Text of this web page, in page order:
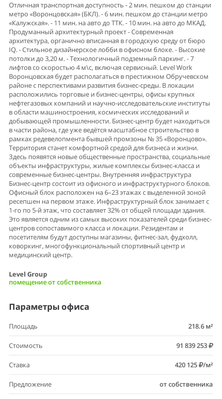
Отличная транспортная доступность - 2 мин. пешком до станции
метро «Воронцовская» (БКЛ). - 6 мин. пешком до станции метро
«Калужская». - 11 мин. на авто до ТТК. - 10 мин. на авто до МКАД.
Продуманный архитектурный проект - Современная
архитектура, органично вписанная в городскую среду от бюро
IQ. - Стильное дизайнерское лобби в офисном блоке. - Высокие
потолки до 3,20 м. - Технологичный подземный паркинг. - 7
лифтов со скоростью 4 м\с, включая сервисный. Level Work
Воронцовская будет располагаться в престижном Обручевском
районе с перспективами развития бизнес-среды. В локации
расположились торговые и бизнес-центры, офисы крупных
нефтегазовых компаний и научно-исследовательские институты
в области машиностроения, космических исследований и
добывающей промышленности. Бизнес-центр будет находиться
в части района, где уже ведётся масштабное строительство в
рамках редевелопмента бывшей промзоны № 35 «Воронцово».
Территория станет комфортной средой для бизнеса и жизни.
Здесь появятся новые общественные пространства, социальные
объекты инфраструктуры, жилые комплексы бизнес-класса и
современные бизнес-центры. Внутренняя инфраструктура
Бизнес-центр состоит из офисного и инфраструктурного блоков.
Офисный блок расположен на 6–23 этажах с выделенной зоной
ресепшен на первом этаже. Инфраструктурный блок занимает с
1-го по 5-й этаж, что составляет 32% от общей площади здания.
Это является одним из самых высоких показателей среди бизнес-
центров сопоставимого класса и локации. Резидентам и
посетителям будут доступны магазины, фитнес-зал, фудхолл,
коворкинг, многофункциональный спортивный центр и
медицинский центр.
Level Group
помещение от собственника
Параметры офиса
Площадь 218.6 м²
Стоимость 91 839 253
Ставка 420 125 /м²
Предложение от собственника